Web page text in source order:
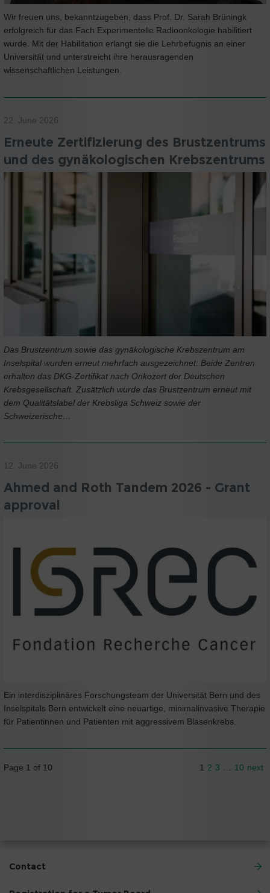
Wir freuen uns, bekanntzugeben, dass Prof. Dr. Sarah Brüningk
erfolgreich für das Fach Experimentelle Radioonkologie habilitiert
wurde. Mit der Habilitation erlangt sie die Lehrbefugnis an einer
Universität und unterstreicht ihre herausragenden
wissenschaftlichen Leistungen.
22. June 2026
Erneute Zertifizierung des Brustzentrums
und des gynäkologischen Krebszentrums
Das Brustzentrum sowie das gynäkologische Krebszentrum am
Inselspital wurden erneut mehrfach ausgezeichnet: Beide Zentren
erhalten das DKG-Zertifikat nach Onkozert der Deutschen
Krebsgesellschaft. Zusätzlich wurde das Brustzentrum erneut mit
dem Qualitätslabel der Krebsliga Schweiz sowie der
Schweizerische…
12. June 2026
Ahmed and Roth Tandem 2026 - Grant
approval
Ein interdisziplinäres Forschungsteam der Universität Bern und des
Inselspitals Bern entwickelt eine neuartige, minimalinvasive Therapie
für Patientinnen und Patienten mit aggressivem Blasenkrebs.
Page 1 of 10 1 2 3 … 10 next
Contact